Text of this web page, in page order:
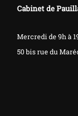
Cabinet de
​​​​​Mercredi de 9h à
50 bis rue du